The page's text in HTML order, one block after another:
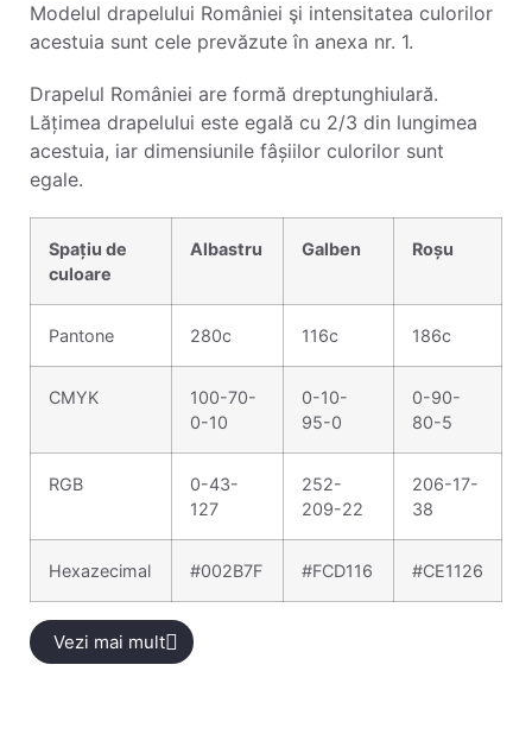
Modelul drapelului României şi intensitatea culorilor
acestuia sunt cele prevăzute în anexa nr. 1.
Drapelul României are formă dreptunghiulară.
Lățimea drapelului este egală cu 2/3 din lungimea
acestuia, iar dimensiunile fâșiilor culorilor sunt
egale.
Spațiu de
culoare
Albastru Galben Roșu
Pantone 280c 116c 186c
CMYK
100-70-
0-10
0-10-
95-0
0-90-
80-5
RGB
0-43-
127
252-
209-22
206-17-
38
Hexazecimal #002B7F #FCD116 #CE1126
Vezi mai mult